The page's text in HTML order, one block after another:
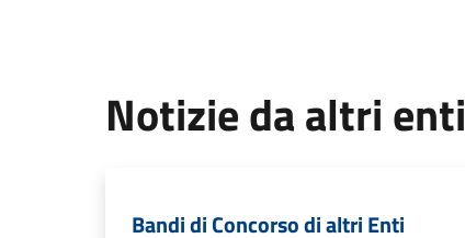
Notizie da altri enti
Bandi di Concorso di altri Enti